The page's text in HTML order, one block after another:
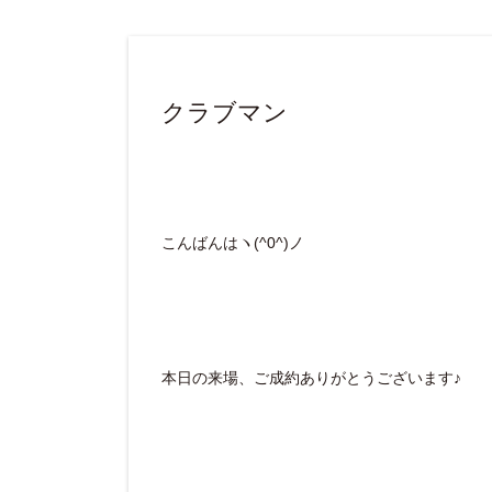
クラブマン
こんばんはヽ(^0^)ノ
本日の来場、ご成約ありがとうございます♪